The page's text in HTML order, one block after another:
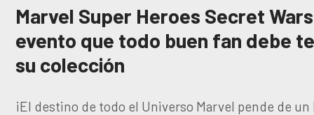
Marvel Super Heroes Secret
evento que todo buen fan debe
su colección
¡El destino de todo el Universo Marvel pende de